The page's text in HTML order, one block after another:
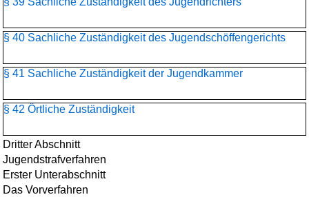
§ 40 Sachliche Zuständigkeit des Jugendschöffengerichts
§ 41 Sachliche Zuständigkeit der Jugendkammer
§ 42 Örtliche Zuständigkeit
Dritter Abschnitt
Jugendstrafverfahren
Erster Unterabschnitt
Das Vorverfahren